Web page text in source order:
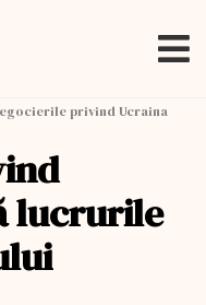
privind Ucraina
lucrurile